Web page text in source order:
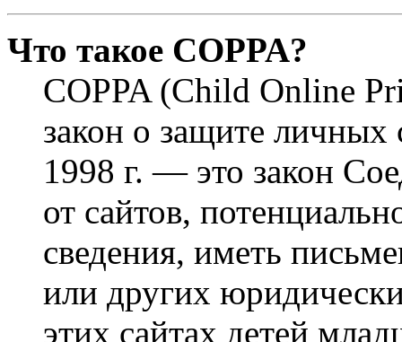
Что такое COPPA?
COPPA (Child Online
закон о защите личных
1998 г. — это закон
от сайтов,
сведения, иметь
или других
этих сайтах детей